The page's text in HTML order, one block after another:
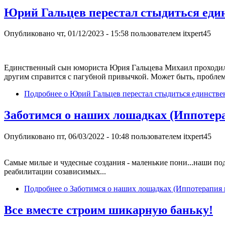
Юрий Гальцев перестал стыдиться
Опубликовано чт, 01/12/2023 - 15:58 пользователем itxpert45
Единственный сын юмориста Юрия Гальцева Михаил проходил
другим справится с пагубной привычкой. Может быть,
Подробнее о Юрий Гальцев перестал стыдиться
Заботимся о наших лошадках
Опубликовано пт, 06/03/2022 - 10:48 пользователем itxpert45
Самые милые и чудесные создания - маленькие пони...наши
реабилитации созависимых...
Подробнее о Заботимся о наших лошадках (Иппотерапия
Все вместе строим шикарную баньку!